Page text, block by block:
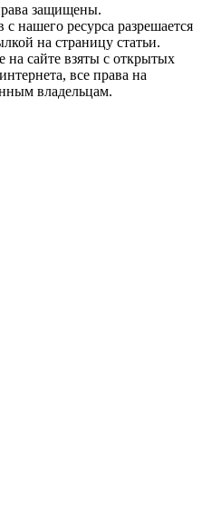
защищены.
нашего ресурса разрешается
на страницу статьи.
сайте взяты с открытых
все права на
владельцам.